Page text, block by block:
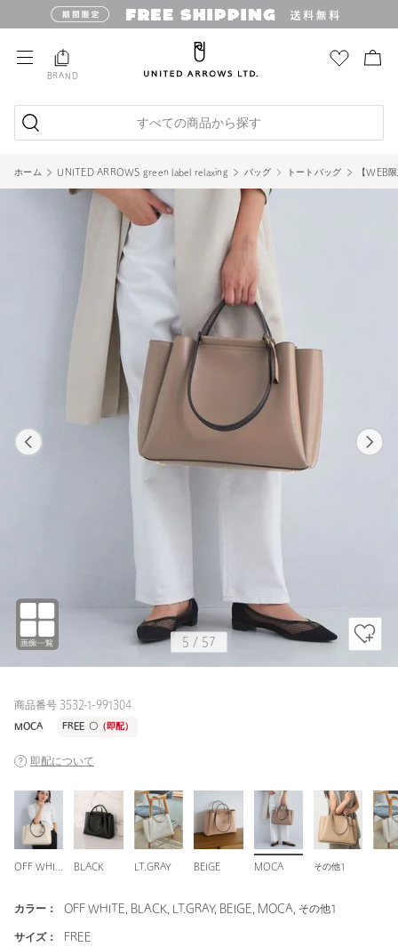
BRAND
すべての商品から探す
ホーム UNITED ARROWS green label relaxing バッグ トートバッグ 【WEB
5 / 57
商品番号 3532-1-991304
MOCA FREE 〇（即配）
即配について
BLACK LT.GRAY BEIGE MOCA その他1
カラー： OFF WHITE, BLACK, LT.GRAY, BEIGE, MOCA, その他1
サイズ： FREE